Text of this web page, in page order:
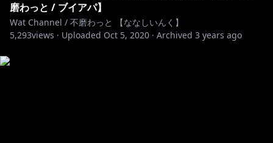
磨わっと / ブイアパ】
Wat Channel / 不磨わっと 【ななしいんく】
5,293views · Uploaded Oct 5, 2020 · Archived 3 years ago